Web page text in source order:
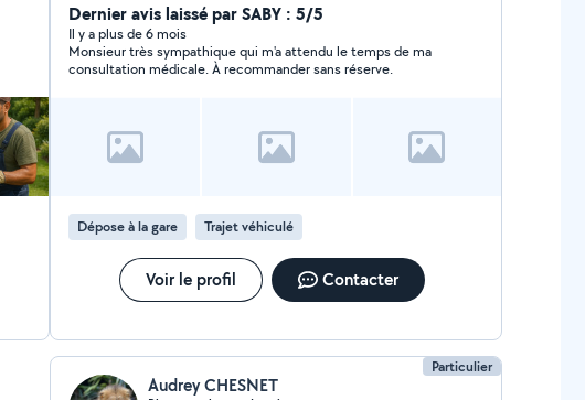
Dernier avis laissé par SABY : 5/5
Il y a plus de 6 mois
Monsieur très sympathique qui m'a attendu le temps de ma
consultation médicale. À recommander sans réserve.
Dépose à la gare Trajet véhiculé
Voir le profil Contacter
Particulier
Audrey CHESNET